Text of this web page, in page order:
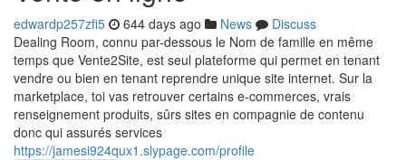
edwardp257zfi5 644 days ago News
Discuss
Dealing Room, connu par-dessous le Nom de famille en même
temps que Vente2Site, est seul plateforme qui permet en tenant
vendre ou bien en tenant reprendre unique site internet. Sur la
marketplace, toi vas retrouver certains e-commerces, vrais
renseignement produits, sûrs sites en compagnie de contenu
donc qui assurés services
https://jamesi924qux1.slypage.com/profile